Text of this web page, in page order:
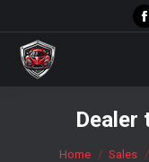
Dealer
You are here:
Home Sales